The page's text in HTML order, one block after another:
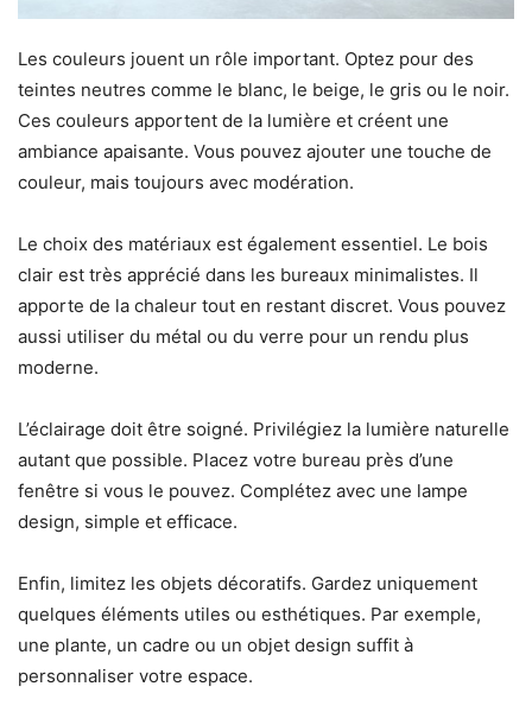
Les couleurs jouent un rôle important. Optez pour des
teintes neutres comme le blanc, le beige, le gris ou le noir.
Ces couleurs apportent de la lumière et créent une
ambiance apaisante. Vous pouvez ajouter une touche de
couleur, mais toujours avec modération.
Le choix des matériaux est également essentiel. Le bois
clair est très apprécié dans les bureaux minimalistes. Il
apporte de la chaleur tout en restant discret. Vous pouvez
aussi utiliser du métal ou du verre pour un rendu plus
moderne.
L’éclairage doit être soigné. Privilégiez la lumière naturelle
autant que possible. Placez votre bureau près d’une
fenêtre si vous le pouvez. Complétez avec une lampe
design, simple et efficace.
Enfin, limitez les objets décoratifs. Gardez uniquement
quelques éléments utiles ou esthétiques. Par exemple,
une plante, un cadre ou un objet design suffit à
personnaliser votre espace.